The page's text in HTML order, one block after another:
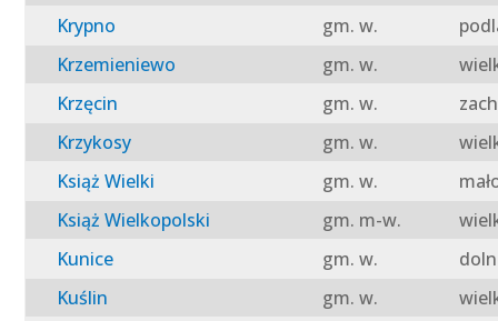
Krypno
gm. w.
Krzemieniewo
gm. w.
Krzęcin
gm. w.
Krzykosy
gm. w.
Książ Wielki
gm. w.
Książ Wielkopolski
gm. m-w.
Kunice
gm. w.
Kuślin
gm. w.